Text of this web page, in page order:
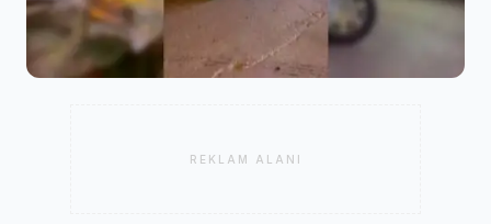
REKLAM ALANI